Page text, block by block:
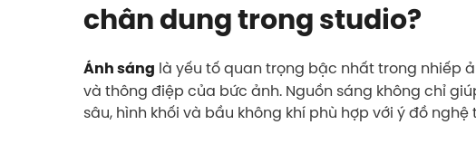
chân dung trong studio?
Ánh sáng là yếu tố quan trọng bậc nhất trong nhiếp
và thông điệp của bức ảnh. Nguồn sáng không chỉ
sâu, hình khối và bầu không khí phù hợp với ý đồ nghệ